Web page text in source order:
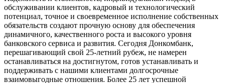
обслуживании клиентов, кадровый и технологический
потенциал, точное и своевременное исполнение собственных
обязательств создают прочную основу для обеспечения
динамичного, качественного роста и высокого уровня
банковского сервиса и развития. Сегодня Донкомбанк,
перешагивающий свой 25-летний рубеж, не намерен
останавливаться на достигнутом, готов устанавливать и
поддерживать с нашими клиентами долгосрочные
взаимовыгодные отношения. Более 25 лет успешной